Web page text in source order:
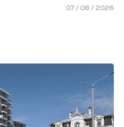
07 / 08 / 2026